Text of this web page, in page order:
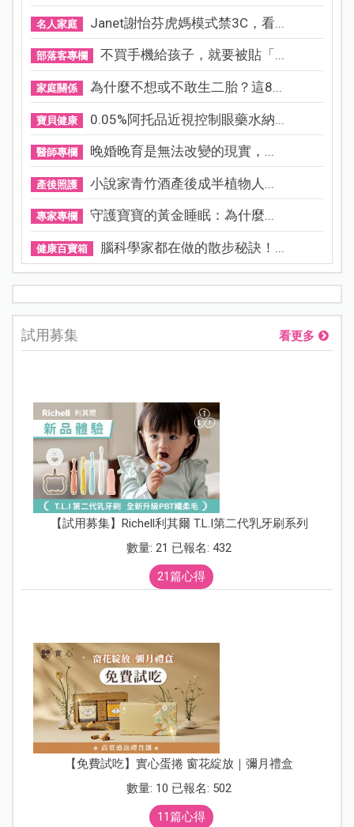
名人家庭 Janet謝怡芬虎媽模式禁3C，看...
部落客專欄 不買手機給孩子，就要被貼「...
家庭關係 為什麼不想或不敢生二胎？這8...
寶貝健康 0.05%阿托品近視控制眼藥水納...
醫師專欄 晚婚晚育是無法改變的現實，...
產後照護 小說家青竹酒產後成半植物人...
專家專欄 守護寶寶的黃金睡眠：為什麼...
健康百寶箱 腦科學家都在做的散步秘訣！...
試用募集 看更多
【試用募集】Richell利其爾 T.L.I第二代乳牙刷系列
數量: 21 已報名: 432
21篇心得
【免費試吃】實心蛋捲 窗花綻放｜彌月禮盒
數量: 10 已報名: 502
11篇心得